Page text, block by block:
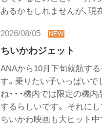
あるかもしれませんが、現
2026/08/05
ちいかわジェット
ANAから10月下旬就航す
す。乗りたい子いっぱいで
ね・・・機内では限定の機
するらしいです。 それに
ちいかわ映画も大ヒット中